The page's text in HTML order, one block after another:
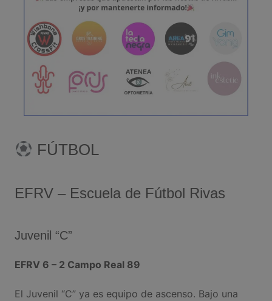
FÚTBOL
EFRV – Escuela de Fútbol Rivas
Juvenil “C”
EFRV 6 – 2 Campo Real 89
El Juvenil “C” ya es equipo de ascenso. Bajo una